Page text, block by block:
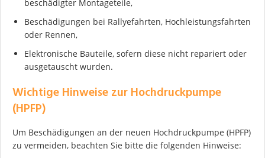
beschädigter Montageteile,
Beschädigungen bei Rallyefahrten, Hochleistungsfahrten
oder Rennen,
Elektronische Bauteile, sofern diese nicht repariert oder
ausgetauscht wurden.
Wichtige Hinweise zur Hochdruckpumpe
(HPFP)
Um Beschädigungen an der neuen Hochdruckpumpe (HPFP)
zu vermeiden, beachten Sie bitte die folgenden Hinweise:
Ich stimme der DSGVO zu